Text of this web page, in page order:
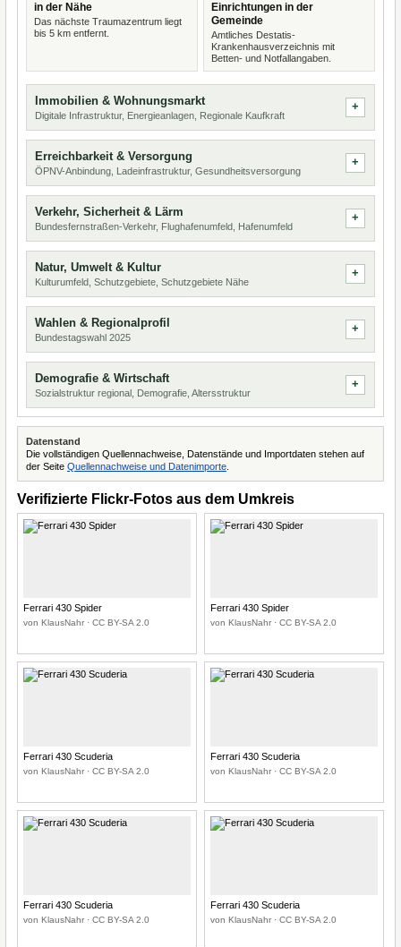
in der Nähe
Das nächste Traumazentrum liegt
bis 5 km entfernt.
Einrichtungen in der
Gemeinde
Amtliches Destatis-
Krankenhausverzeichnis mit
Betten- und Notfallangaben.
Immobilien & Wohnungsmarkt
Digitale Infrastruktur, Energieanlagen, Regionale Kaufkraft
Erreichbarkeit & Versorgung
ÖPNV-Anbindung, Ladeinfrastruktur, Gesundheitsversorgung
Verkehr, Sicherheit & Lärm
Bundesfernstraßen-Verkehr, Flughafenumfeld, Hafenumfeld
Natur, Umwelt & Kultur
Kulturumfeld, Schutzgebiete, Schutzgebiete Nähe
Wahlen & Regionalprofil
Bundestagswahl 2025
Demografie & Wirtschaft
Sozialstruktur regional, Demografie, Altersstruktur
Datenstand
Die vollständigen Quellennachweise, Datenstände und Importdaten stehen auf
der Seite Quellennachweise und Datenimporte
Verifizierte Flickr-Fotos aus dem Umkreis
Ferrari 430 Spider
von KlausNahr · CC BY-SA 2.0
Ferrari 430 Spider
von KlausNahr · CC BY-SA 2.0
Ferrari 430 Scuderia
von KlausNahr · CC BY-SA 2.0
Ferrari 430 Scuderia
von KlausNahr · CC BY-SA 2.0
Ferrari 430 Scuderia
von KlausNahr · CC BY-SA 2.0
Ferrari 430 Scuderia
von KlausNahr · CC BY-SA 2.0